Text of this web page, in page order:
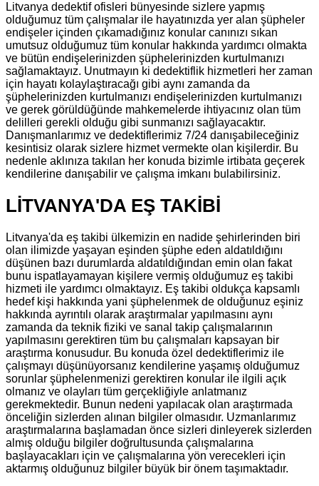
Litvanya dedektif ofisleri bünyesinde sizlere yapmış
olduğumuz tüm çalışmalar ile hayatınızda yer alan şüpheler
endişeler içinden çıkamadığınız konular canınızı sıkan
umutsuz olduğumuz tüm konular hakkında yardımcı olmakta
ve bütün endişelerinizden şüphelerinizden kurtulmanızı
sağlamaktayız. Unutmayın ki dedektiflik hizmetleri her zaman
için hayatı kolaylaştıracağı gibi aynı zamanda da
şüphelerinizden kurtulmanızı endişelerinizden kurtulmanızı
ve gerek görüldüğünde mahkemelerde ihtiyacınız olan tüm
delilleri gerekli olduğu gibi sunmanızı sağlayacaktır.
Danışmanlarımız ve dedektiflerimiz 7/24 danışabileceğiniz
kesintisiz olarak sizlere hizmet vermekte olan kişilerdir. Bu
nedenle aklınıza takılan her konuda bizimle irtibata geçerek
kendilerine danışabilir ve çalışma imkanı bulabilirsiniz.
LİTVANYA'DA EŞ TAKİBİ
Litvanya'da eş takibi ülkemizin en nadide şehirlerinden biri
olan ilimizde yaşayan eşinden şüphe eden aldatıldığını
düşünen bazı durumlarda aldatıldığından emin olan fakat
bunu ispatlayamayan kişilere vermiş olduğumuz eş takibi
hizmeti ile yardımcı olmaktayız. Eş takibi oldukça kapsamlı
hedef kişi hakkında yani şüphelenmek de olduğunuz eşiniz
hakkında ayrıntılı olarak araştırmalar yapılmasını aynı
zamanda da teknik fiziki ve sanal takip çalışmalarının
yapılmasını gerektiren tüm bu çalışmaları kapsayan bir
araştırma konusudur. Bu konuda özel dedektiflerimiz ile
çalışmayı düşünüyorsanız kendilerine yaşamış olduğumuz
sorunlar şüphelenmenizi gerektiren konular ile ilgili açık
olmanız ve olayları tüm gerçekliğiyle anlatmanız
gerekmektedir. Bunun nedeni yapılacak olan araştırmada
önceliğin sizlerden alınan bilgiler olmasıdır. Uzmanlarımız
araştırmalarına başlamadan önce sizleri dinleyerek sizlerden
almış olduğu bilgiler doğrultusunda çalışmalarına
başlayacakları için ve çalışmalarına yön verecekleri için
aktarmış olduğunuz bilgiler büyük bir önem taşımaktadır.